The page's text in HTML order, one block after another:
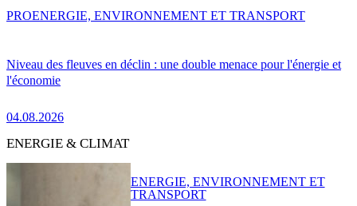
Niveau des fleuves en déclin : une double menace pour l'énergie et
l'économie
04.08.2026
PROENERGIE, ENVIRONNEMENT ET TRANSPORT
ENERGIE & CLIMAT
ENERGIE, ENVIRONNEMENT ET
TRANSPORT